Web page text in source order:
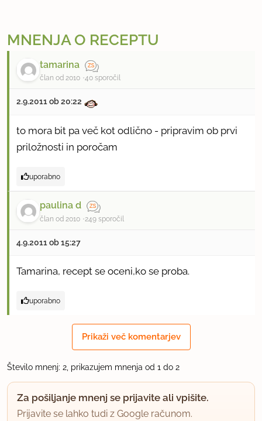
MNENJA O RECEPTU
tamarina
član od 2010 40 sporočil
2.9.2011 ob 20:22
to mora bit pa več kot odlično - pripravim ob prvi
priložnosti in poročam
uporabno
paulina d
član od 2010 249 sporočil
4.9.2011 ob 15:27
Tamarina, recept se oceni,ko se proba.
uporabno
Prikaži več komentarjev
Število mnenj: 2, prikazujem mnenja od 1 do 2
Za pošiljanje mnenj se prijavite ali vpišite.
Prijavite se lahko tudi z Google računom.